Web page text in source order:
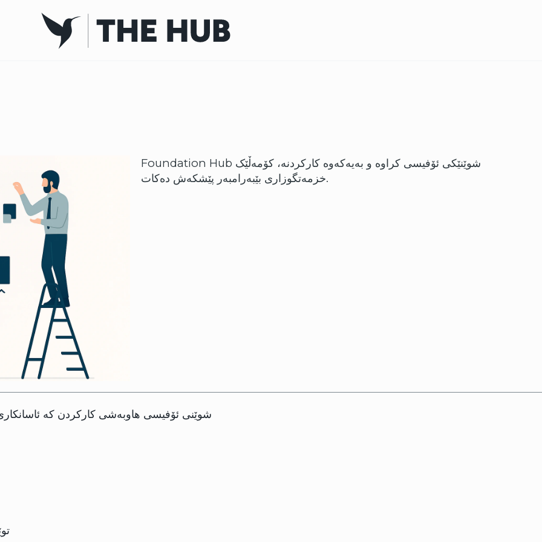
Foundation Hub شوێنێکی ئۆفیسی کراوە و بەیەکەوە کارکردنە، کۆمەڵێک
خزمەتگوزاری بێبەرامبەر پێشکەش دەکات.
شوێنی ئۆفیسی هاوبەشی کارکردن کە